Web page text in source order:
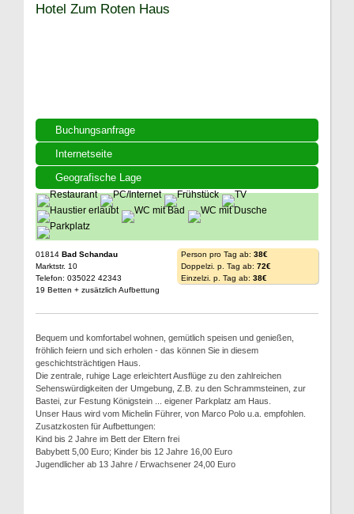
Buchungsanfrage
Internetseite
Geografische Lage
Hotel Zum Roten Haus
01814 Bad Schandau
Marktstr. 10
Telefon: 035022 42343
19 Betten + zusätzlich Aufbettung
Person pro Tag ab: 38€
Doppelzi. p. Tag ab: 72€
Einzelzi. p. Tag ab: 38€
Bequem und komfortabel wohnen, gemütlich speisen und genießen,
fröhlich feiern und sich erholen - das können Sie in diesem
geschichtsträchtigen Haus.
Die zentrale, ruhige Lage erleichtert Ausflüge zu den zahlreichen
Sehenswürdigkeiten der Umgebung, Z.B. zu den Schrammsteinen, zur
Bastei, zur Festung Königstein ... eigener Parkplatz am Haus.
Unser Haus wird vom Michelin Führer, von Marco Polo u.a. empfohlen.
Zusatzkosten für Aufbettungen:
Kind bis 2 Jahre im Bett der Eltern frei
Babybett 5,00 Euro; Kinder bis 12 Jahre 16,00 Euro
Jugendlicher ab 13 Jahre / Erwachsener 24,00 Euro